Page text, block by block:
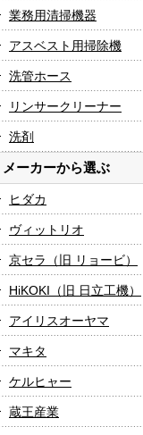
業務用清掃機器
アスベスト用掃除機
洗管ホース
リンサークリーナー
洗剤
メーカーから選ぶ
ヒダカ
ヴィットリオ
京セラ（旧 リョービ）
HiKOKI（旧 日立工機）
アイリスオーヤマ
マキタ
ケルヒャー
蔵王産業